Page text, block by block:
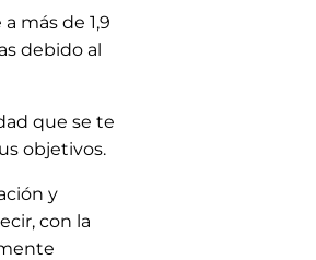
más de 1,9
debido al
que se te
objetivos.
y
con la